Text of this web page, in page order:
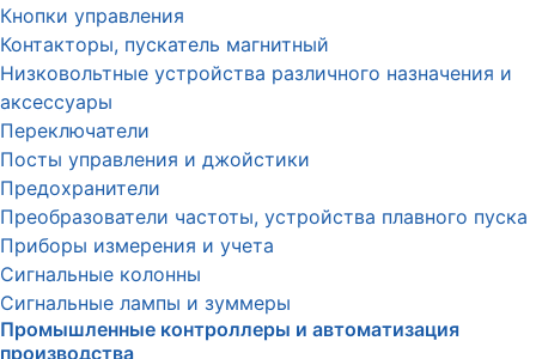
Кнопки управления
Контакторы, пускатель магнитный
Низковольтные устройства различного назначения и
аксессуары
Переключатели
Посты управления и джойстики
Предохранители
Преобразователи частоты, устройства плавного пуска
Приборы измерения и учета
Сигнальные колонны
Сигнальные лампы и зуммеры
Промышленные контроллеры и автоматизация
производства